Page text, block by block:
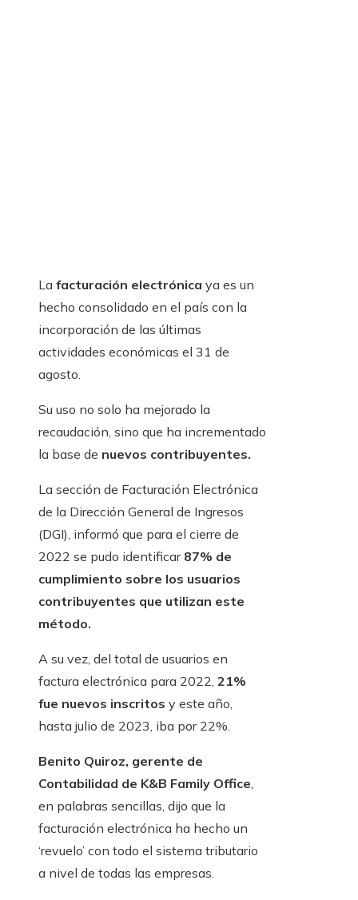
La facturación electrónica ya es un
hecho consolidado en el país con la
incorporación de las últimas
actividades económicas el 31 de
agosto.
Su uso no solo ha mejorado la
recaudación, sino que ha incrementado
la base de nuevos contribuyentes.
La sección de Facturación Electrónica
de la Dirección General de Ingresos
(DGI), informó que para el cierre de
2022 se pudo identificar87% de
cumplimiento sobre los usuarios
contribuyentes que utilizan este
método.
A su vez, del total de usuarios en
factura electrónica para 2022, 21%
fue nuevos inscritos y este año,
hasta julio de 2023, iba por 22%.
Benito Quiroz, gerente de
Contabilidad de K&B Family Office,
en palabras sencillas, dijo que la
facturación electrónica ha hecho un
‘revuelo’ con todo el sistema tributario
a nivel de todas las empresas.